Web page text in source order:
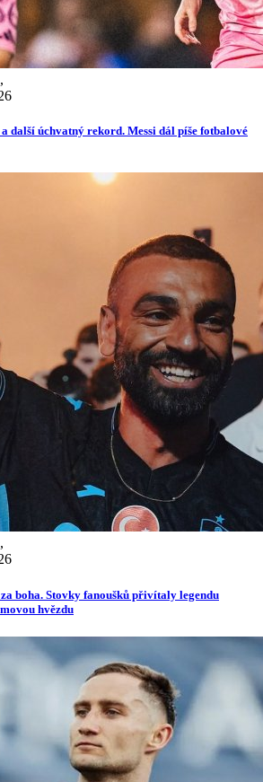
,
a další úchvatný rekord. Messi dál píše fotbalové
,
boha. Stovky fanoušků přivítaly legendu
hvězdu